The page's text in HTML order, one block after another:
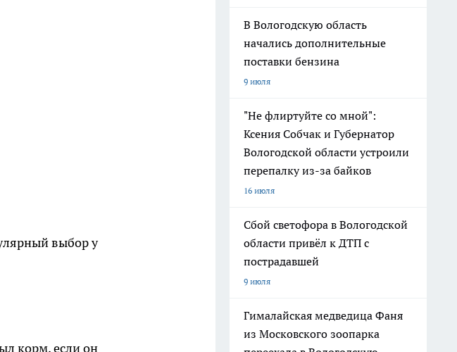
выбор у
корм, если он
В Вологодскую область
начались дополнительные
поставки бензина
9 июля
"Не флиртуйте со мной":
Ксения Собчак и Губернатор
Вологодской области устроили
перепалку из-за байков
16 июля
Сбой светофора в Вологодской
области привёл к ДТП с
пострадавшей
9 июля
Гималайская медведица Фаня
из Московского зоопарка